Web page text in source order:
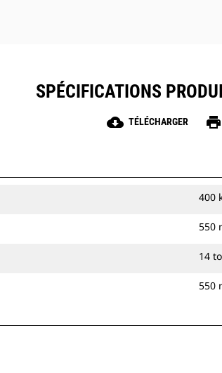
SPÉCIFICATIONS
cloud_download TÉLÉCHARGER print
400
550
14
550